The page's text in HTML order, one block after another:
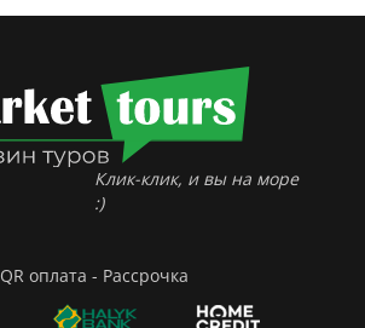
Клик-клик, и вы на море
:)
QR оплата - Рассрочка